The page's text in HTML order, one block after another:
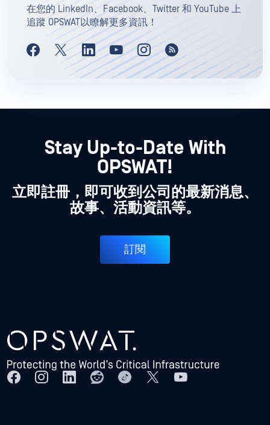
在您的 LinkedIn、Facebook、Twitter 和 YouTube 上
追蹤 OPSWAT以瞭解更多資訊！
Stay Up-to-Date With
OPSWAT!
立即註冊，即可收到公司的最新消息、
故事、活動資訊等。
訂閱